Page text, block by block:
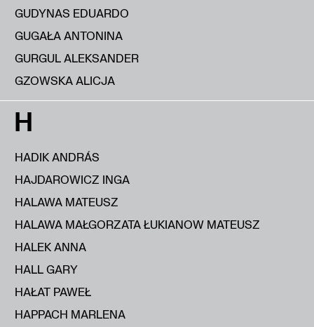
GUDYNAS EDUARDO
GUGAŁA ANTONINA
GURGUL ALEKSANDER
GZOWSKA ALICJA
H
HADIK ANDRÁS
HAJDAROWICZ INGA
HALAWA MATEUSZ
HALAWA MAŁGORZATA ŁUKIANOW MATEUSZ
HALEK ANNA
HALL GARY
HAŁAT PAWEŁ
HAPPACH MARLENA